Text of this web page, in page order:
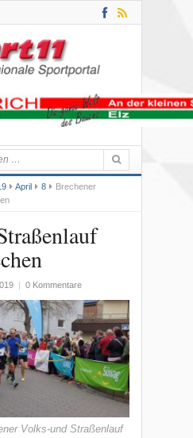
April 8
Brechener
0 Kommentare
Volks-und Straßenlauf